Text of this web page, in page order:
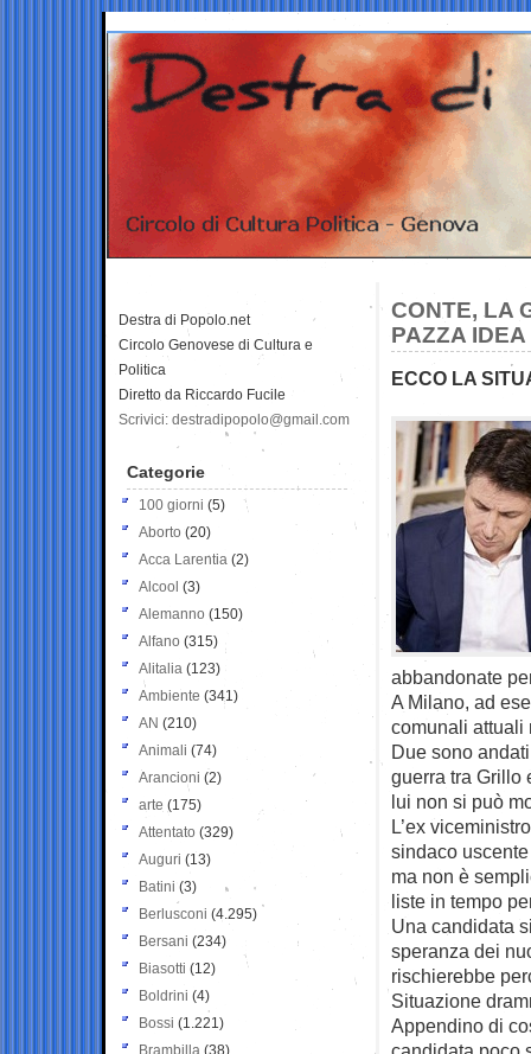
CONTE, LA
PAZZA
ECCO LA
abbandonate
A Milano, ad
comunali attuali
Due sono
guerra tra Grillo
lui non si può
L’ex
sindaco
ma non è
liste in tempo
Una candidata
speranza dei
rischierebbe
Situazione
Appendino di
Destra di Popolo.net
Circolo Genovese di Cultura e
Politica
Diretto da Riccardo Fucile
Scrivici: destradipopolo@gmail.com
Categorie
100 giorni (5)
Aborto (20)
Acca Larentia (2)
Alcool (3)
Alemanno (150)
Alfano (315)
Alitalia (123)
Ambiente (341)
AN (210)
Animali (74)
Arancioni (2)
arte (175)
Attentato (329)
Auguri (13)
Batini (3)
Berlusconi (4.295)
Bersani (234)
Biasotti (12)
Boldrini (4)
Bossi (1.221)
Brambilla (38)